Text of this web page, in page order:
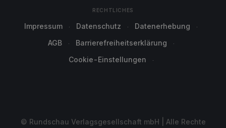
RECHTLICHES
Impressum Datenschutz
Datenerhebung
AGB
Barrierefreiheitserklärung
Cookie-Einstellungen
© Rundschau Verlagsgesellschaft mbH | Alle Rechte